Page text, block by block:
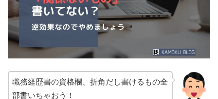
職務経歴書の資格欄、折角だし書けるもの全
部書いちゃおう！